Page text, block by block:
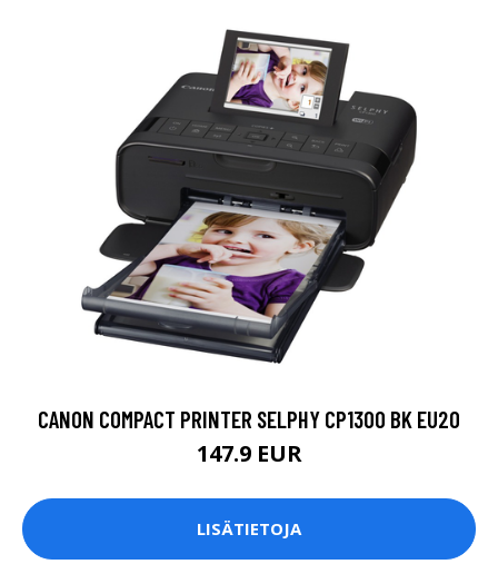
CANON COMPACT PRINTER SELPHY CP1300 BK EU20
147.9 EUR
LISÄTIETOJA